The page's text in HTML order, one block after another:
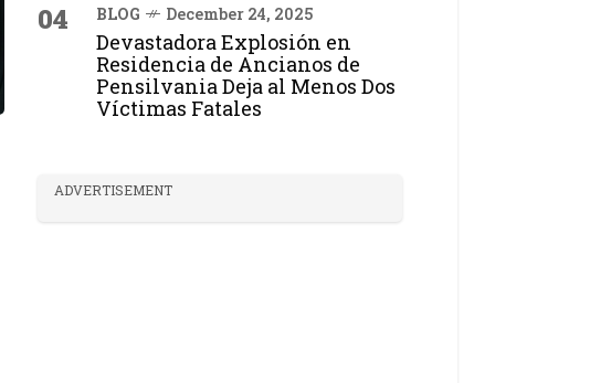
04 BLOG December 24, 2025
Devastadora Explosión en
Residencia de Ancianos de
Pensilvania Deja al Menos Dos
Víctimas Fatales
ADVERTISEMENT